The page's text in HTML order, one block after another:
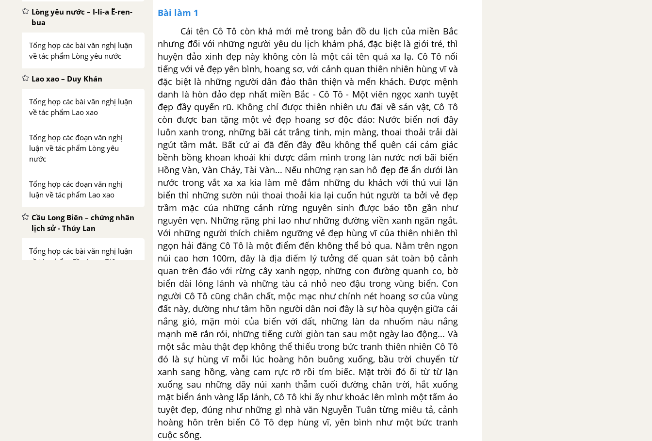
Lòng yêu nước – I-li-a Ê-ren-
bua
Tổng hợp các bài văn nghị luận
về tác phẩm Lòng yêu nước
Lao xao – Duy Khán
Tổng hợp các bài văn nghị luận
về tác phẩm Lao xao
Tổng hợp các đoạn văn nghị
luận về tác phẩm Lòng yêu
nước
Tổng hợp các đoạn văn nghị
luận về tác phẩm Lao xao
Cầu Long Biên – chứng nhân
lịch sử - Thúy Lan
Tổng hợp các bài văn nghị luận
về tác phẩm Cầu Long Biên -
Bài làm 1
Cái tên Cô Tô còn khá mới mẻ trong bản đồ du lịch của miền Bắc
nhưng đối với những người yêu du lịch khám phá, đặc biệt là giới trẻ, thì
huyện đảo xinh đẹp này không còn là một cái tên quá xa lạ. Cô Tô nổi
tiếng với vẻ đẹp yên bình, hoang sơ, với cảnh quan thiên nhiên hùng vĩ và
đặc biệt là những người dân đảo thân thiện và mến khách. Được mệnh
danh là hòn đảo đẹp nhất miền Bắc - Cô Tô - Một viên ngọc xanh tuyệt
đẹp đầy quyến rũ. Không chỉ được thiên nhiên ưu đãi về sản vật, Cô Tô
còn được ban tặng một vẻ đẹp hoang sơ độc đáo: Nước biển nơi đây
luôn xanh trong, những bãi cát trắng tinh, mịn màng, thoai thoải trải dài
ngút tầm mắt. Bất cứ ai đã đến đây đều không thể quên cái cảm giác
bềnh bồng khoan khoái khi được đắm mình trong làn nước nơi bãi biển
Hồng Vàn, Vàn Chảy, Tài Vàn... Nếu những rạn san hô đẹp đẽ ẩn dưới làn
nước trong vắt xa xa kia làm mê đắm những du khách với thú vui lặn
biển thì những sườn núi thoai thoải kia lại cuốn hút người ta bởi vẻ đẹp
trầm mặc của những cánh rừng nguyên sinh được bảo tồn gần như
nguyên vẹn. Những rặng phi lao như những đường viền xanh ngăn ngắt.
Với những người thích chiêm ngưỡng vẻ đẹp hùng vĩ của thiên nhiên thì
ngọn hải đăng Cô Tô là một điểm đến không thể bỏ qua. Nằm trên ngọn
núi cao hơn 100m, đây là địa điểm lý tưởng để quan sát toàn bộ cảnh
quan trên đảo với rừng cây xanh ngợp, những con đường quanh co, bờ
biển dài lóng lánh và những tàu cá nhỏ neo đậu trong vùng biển. Con
người Cô Tô cũng chân chất, mộc mạc như chính nét hoang sơ của vùng
đất này, dường như tâm hồn người dân nơi đây là sự hòa quyện giữa cái
nắng gió, mặn mòi của biển với đất, những làn da nhuốm nàu nắng
mạnh mẽ rắn rỏi, những tiếng cười giòn tan sau một ngày lao động... Và
một sắc màu thật đẹp không thể thiếu trong bức tranh thiên nhiên Cô Tô
đó là sự hùng vĩ mỗi lúc hoàng hôn buông xuống, bầu trời chuyển từ
xanh sang hồng, vàng cam rực rỡ rồi tím biếc. Mặt trời đỏ ối từ từ lặn
xuống sau những dãy núi xanh thẫm cuối đường chân trời, hắt xuống
mặt biển ánh vàng lấp lánh, Cô Tô khi ấy như khoác lên mình một tấm áo
tuyệt đẹp, đúng như những gì nhà văn Nguyễn Tuân từng miêu tả, cảnh
hoàng hôn trên biển Cô Tô đẹp hùng vĩ, yên bình như một bức tranh
cuộc sống.